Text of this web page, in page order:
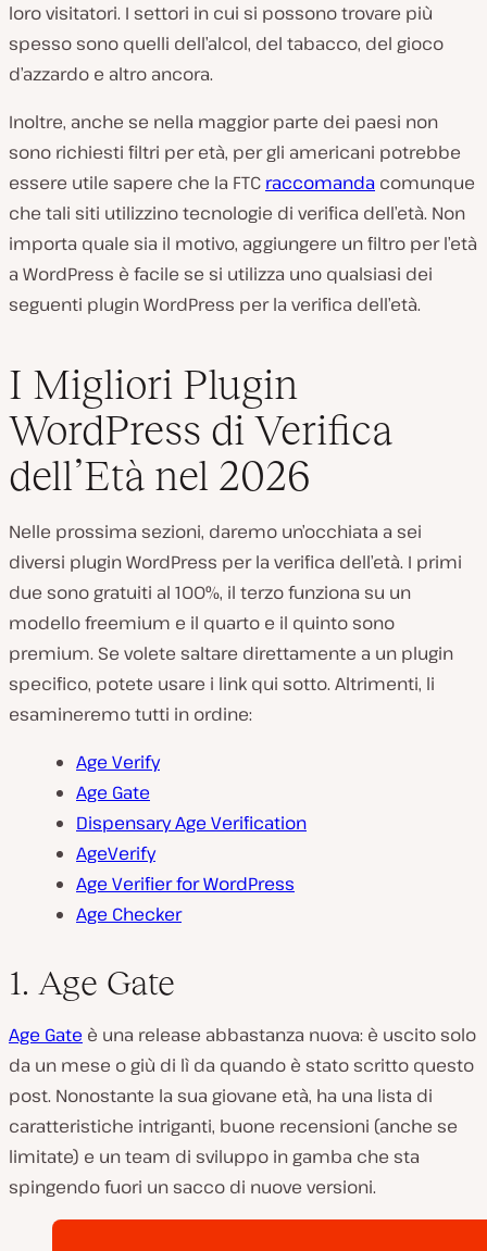
loro visitatori. I settori in cui si possono trovare più
spesso sono quelli dell’alcol, del tabacco, del gioco
d’azzardo e altro ancora.
Inoltre, anche se nella maggior parte dei paesi non
sono richiesti filtri per età, per gli americani potrebbe
essere utile sapere che la FTC raccomanda comunque
che tali siti utilizzino tecnologie di verifica dell’età. Non
importa quale sia il motivo, aggiungere un filtro per l’età
a WordPress è facile se si utilizza uno qualsiasi dei
seguenti plugin WordPress per la verifica dell’età.
I Migliori Plugin
WordPress di Verifica
dell’Età nel 2026
Nelle prossima sezioni, daremo un’occhiata a sei
diversi plugin WordPress per la verifica dell’età. I primi
due sono gratuiti al 100%, il terzo funziona su un
modello freemium e il quarto e il quinto sono
premium. Se volete saltare direttamente a un plugin
specifico, potete usare i link qui sotto. Altrimenti, li
esamineremo tutti in ordine:
Age Verify
Age Gate
Dispensary Age Verification
AgeVerify
Age Verifier for WordPress
Age Checker
1. Age Gate
Age Gate è una release abbastanza nuova: è uscito solo
da un mese o giù di lì da quando è stato scritto questo
post. Nonostante la sua giovane età, ha una lista di
caratteristiche intriganti, buone recensioni (anche se
limitate) e un team di sviluppo in gamba che sta
spingendo fuori un sacco di nuove versioni.